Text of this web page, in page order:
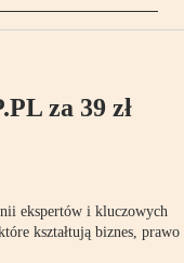
za 39 zł
ekspertów i kluczowych
kształtują biznes, prawo